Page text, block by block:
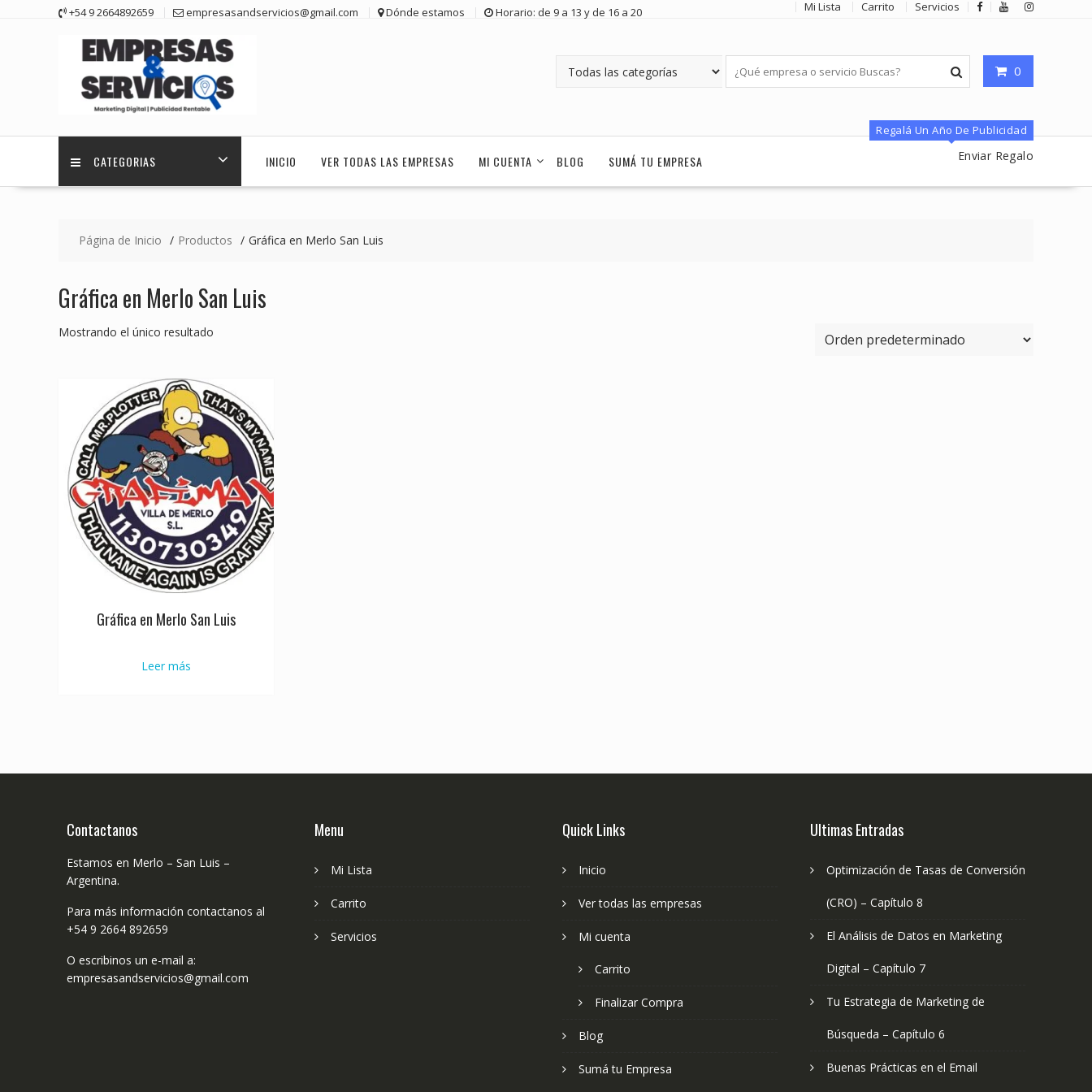
+54 9 2664892659 empresasandservicios@gmail.com Dónde estamos Horario: de 9 a 13 y de 16 a 20 Mi Lista Carrito Servicios
0
CATEGORIAS INICIO VER TODAS LAS EMPRESAS MI CUENTA BLOG SUMÁ TU EMPRESA
Regalá Un Año De Publicidad
Enviar Regalo
Página de Inicio Productos Gráfica en Merlo San Luis
Gráfica en Merlo San Luis
Mostrando el único resultado
Gráfica en Merlo San Luis
Leer más
Contactanos
Estamos en Merlo – San Luis –
Argentina.
Para más información contactanos al
+54 9 2664 892659
O escribinos un e-mail a:
empresasandservicios@gmail.com
Menu
Mi Lista
Carrito
Servicios
Quick Links
Inicio
Ver todas las empresas
Mi cuenta
Carrito
Finalizar Compra
Blog
Sumá tu Empresa
Ultimas Entradas
Optimización de Tasas de Conversión
(CRO) – Capítulo 8
El Análisis de Datos en Marketing
Digital – Capítulo 7
Tu Estrategia de Marketing de
Búsqueda – Capítulo 6
Buenas Prácticas en el Email